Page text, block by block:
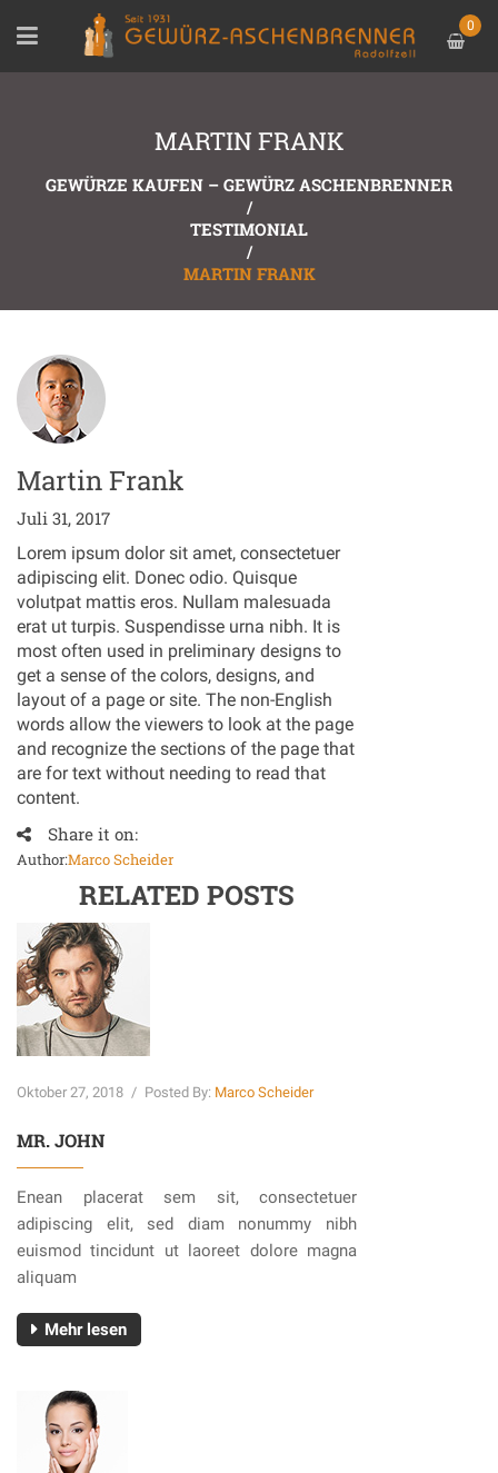
0
MARTIN FRANK
GEWÜRZE KAUFEN – GEWÜRZ ASCHENBRENNER
/
TESTIMONIAL
/
MARTIN FRANK
Martin Frank
Juli 31, 2017
Lorem ipsum dolor sit amet, consectetuer
adipiscing elit. Donec odio. Quisque
volutpat mattis eros. Nullam malesuada
erat ut turpis. Suspendisse urna nibh. It is
most often used in preliminary designs to
get a sense of the colors, designs, and
layout of a page or site. The non-English
words allow the viewers to look at the page
and recognize the sections of the page that
are for text without needing to read that
content.
Share it on:
Author:Marco Scheider
RELATED POSTS
Oktober 27, 2018 / Posted By: Marco Scheider
MR. JOHN
Enean placerat sem sit, consectetuer
adipiscing elit, sed diam nonummy nibh
euismod tincidunt ut laoreet dolore magna
aliquam
Mehr lesen